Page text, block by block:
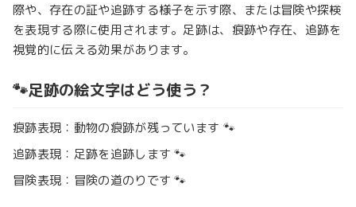
際や、存在の証や追跡する様子を示す際、または冒険や探検
を表現する際に使用されます。足跡は、痕跡や存在、追跡を
視覚的に伝える効果があります。
🐾足跡の絵文字はどう使う？
痕跡表現：動物の痕跡が残っています 🐾
追跡表現：足跡を追跡します 🐾
冒険表現：冒険の道のりです 🐾